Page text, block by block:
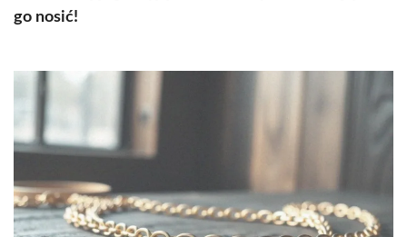
go nosić!